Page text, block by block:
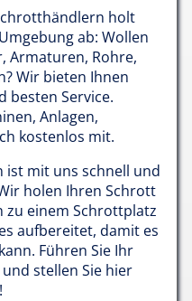
holt
ab: Wollen
Armaturen, Rohre,
Wir bieten Ihnen
besten Service.
Anlagen,
kostenlos mit.
mit uns schnell und
holen Ihren Schrott
zu einem Schrottplatz
aufbereitet, damit es
Führen Sie Ihr
stellen Sie hier